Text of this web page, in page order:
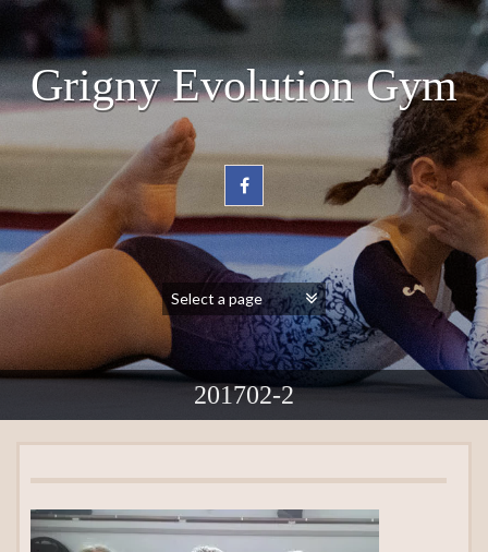
Grigny Evolution Gym
201702-2